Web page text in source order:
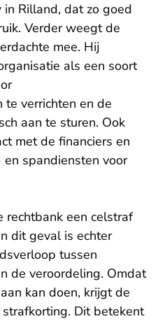
Rilland, dat zo goed
Verder weegt de
mee. Hij
als een soort
te verrichten en de
aan te sturen. Ook
met de financiers en
spandiensten voor
een celstraf
dit geval is echter
tussen
de veroordeling. Omdat
kan doen, krijgt de
Dit betekent